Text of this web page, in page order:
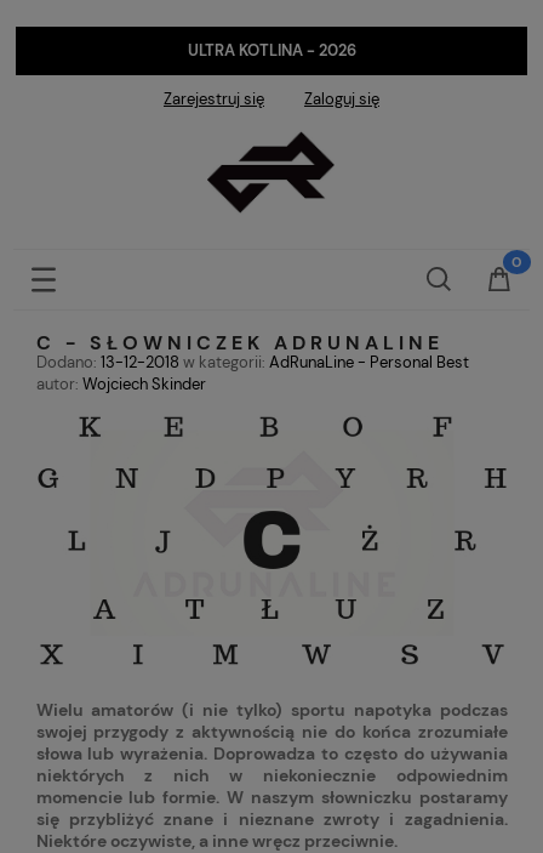
ULTRA KOTLINA - 2026
Zarejestruj się Zaloguj się
C - SŁOWNICZEK ADRUNALINE
Dodano: 13-12-2018 w kategorii: AdRunaLine - Personal Best
autor: Wojciech Skinder
Wielu amatorów (i nie tylko) sportu napotyka podczas
swojej przygody z aktywnością nie do końca zrozumiałe
słowa lub wyrażenia. Doprowadza to często do używania
niektórych z nich w niekoniecznie odpowiednim
momencie lub formie. W naszym słowniczku postaramy
się przybliżyć znane i nieznane zwroty i zagadnienia.
Niektóre oczywiste, a inne wręcz przeciwnie.